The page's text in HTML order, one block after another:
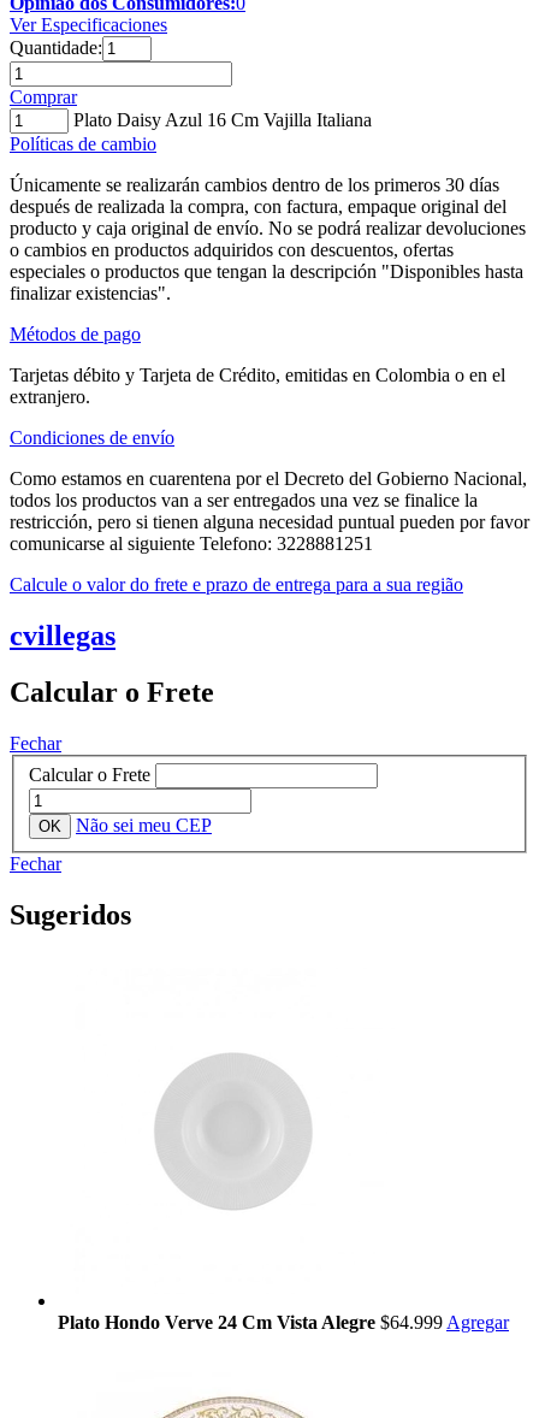
Ver Especificaciones
Quantidade:
Comprar
Plato Daisy Azul 16 Cm Vajilla Italiana
Políticas de cambio
Únicamente se realizarán cambios dentro de los primeros 30 días
después de realizada la compra, con factura, empaque original del
producto y caja original de envío. No se podrá realizar devoluciones
o cambios en productos adquiridos con descuentos, ofertas
especiales o productos que tengan la descripción "Disponibles hasta
finalizar existencias".
Métodos de pago
Tarjetas débito y Tarjeta de Crédito, emitidas en Colombia o en el
extranjero.
Condiciones de envío
Como estamos en cuarentena por el Decreto del Gobierno Nacional,
todos los productos van a ser entregados una vez se finalice la
restricción, pero si tienen alguna necesidad puntual pueden por favor
comunicarse al siguiente Telefono: 3228881251
Calcule o valor do frete e prazo de entrega para a sua região
cvillegas
Calcular o Frete
Fechar
Calcular o Frete
Não sei meu CEP
Fechar
Sugeridos
Plato Hondo Verve 24 Cm Vista Alegre $64.999 Agregar